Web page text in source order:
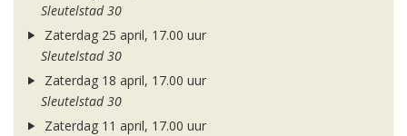
Sleutelstad 30
Zaterdag 25 april, 17.00 uur
Sleutelstad 30
Zaterdag 18 april, 17.00 uur
Sleutelstad 30
Zaterdag 11 april, 17.00 uur